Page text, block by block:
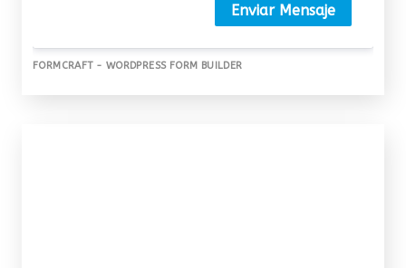
Enviar Mensaje
FORMCRAFT - WORDPRESS FORM BUILDER